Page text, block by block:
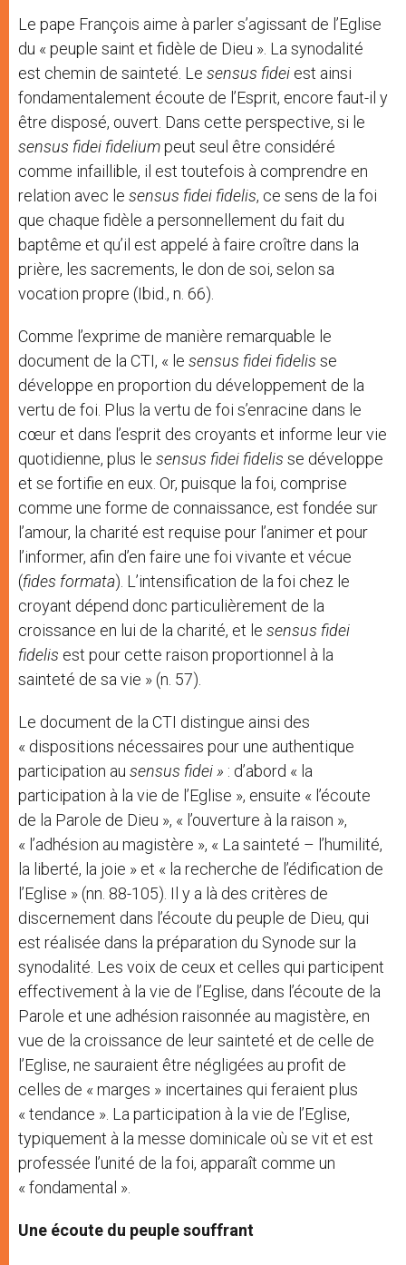
Le pape François aime à parler s’agissant de l’Eglise
du « peuple saint et fidèle de Dieu ». La synodalité
est chemin de sainteté. Le sensus fidei est ainsi
fondamentalement écoute de l’Esprit, encore faut-il y
être disposé, ouvert. Dans cette perspective, si le
sensus fidei fideliumpeut seul être considéré
comme infaillible, il est toutefois à comprendre en
relation avec le sensus fidei fidelis, ce sens de la foi
que chaque fidèle a personnellement du fait du
baptême et qu’il est appelé à faire croître dans la
prière, les sacrements, le don de soi, selon sa
vocation propre (Ibid., n. 66).
Comme l’exprime de manière remarquable le
document de la CTI, « le sensus fidei fidelis se
développe en proportion du développement de la
vertu de foi. Plus la vertu de foi s’enracine dans le
cœur et dans l’esprit des croyants et informe leur vie
quotidienne, plus le sensus fidei fidelis se développe
et se fortifie en eux. Or, puisque la foi, comprise
comme une forme de connaissance, est fondée sur
l’amour, la charité est requise pour l’animer et pour
l’informer, afin d’en faire une foi vivante et vécue
(fides formata). L’intensification de la foi chez le
croyant dépend donc particulièrement de la
croissance en lui de la charité, et le sensus fidei
fidelis est pour cette raison proportionnel à la
sainteté de sa vie » (n. 57).
Le document de la CTI distingue ainsi des
« dispositions nécessaires pour une authentique
participation au sensus fidei » : d’abord « la
participation à la vie de l’Eglise », ensuite « l’écoute
de la Parole de Dieu », « l’ouverture à la raison »,
« l’adhésion au magistère », « La sainteté – l’humilité,
la liberté, la joie » et « la recherche de l’édification de
l’Eglise » (nn. 88-105). Il y a là des critères de
discernement dans l’écoute du peuple de Dieu, qui
est réalisée dans la préparation du Synode sur la
synodalité. Les voix de ceux et celles qui participent
effectivement à la vie de l’Eglise, dans l’écoute de la
Parole et une adhésion raisonnée au magistère, en
vue de la croissance de leur sainteté et de celle de
l’Eglise, ne sauraient être négligées au profit de
celles de « marges » incertaines qui feraient plus
« tendance ». La participation à la vie de l’Eglise,
typiquement à la messe dominicale où se vit et est
professée l’unité de la foi, apparaît comme un
« fondamental ».
Une écoute du peuple souffrant